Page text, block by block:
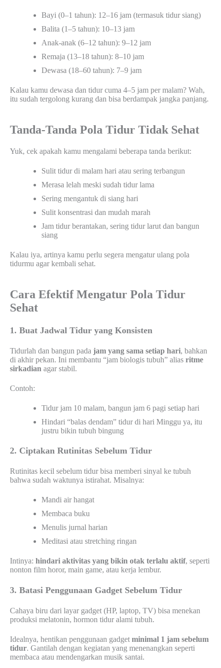
Bayi (0–1 tahun): 12–16 jam (termasuk tidur siang)
Balita (1–5 tahun): 10–13 jam
Anak-anak (6–12 tahun): 9–12 jam
Remaja (13–18 tahun): 8–10 jam
Dewasa (18–60 tahun): 7–9 jam
Kalau kamu dewasa dan tidur cuma 4–5 jam per malam? Wah,
itu sudah tergolong kurang dan bisa berdampak jangka panjang.
Tanda-Tanda Pola Tidur Tidak Sehat
Yuk, cek apakah kamu mengalami beberapa tanda berikut:
Sulit tidur di malam hari atau sering terbangun
Merasa lelah meski sudah tidur lama
Sering mengantuk di siang hari
Sulit konsentrasi dan mudah marah
Jam tidur berantakan, sering tidur larut dan bangun
siang
Kalau iya, artinya kamu perlu segera mengatur ulang pola
tidurmu agar kembali sehat.
Cara Efektif Mengatur Pola Tidur
Sehat
1. Buat Jadwal Tidur yang Konsisten
Tidurlah dan bangun pada jam yang sama setiap hari, bahkan
di akhir pekan. Ini membantu “jam biologis tubuh” alias ritme
sirkadian agar stabil.
Contoh:
Tidur jam 10 malam, bangun jam 6 pagi setiap hari
Hindari “balas dendam” tidur di hari Minggu ya, itu
justru bikin tubuh bingung
2. Ciptakan Rutinitas Sebelum Tidur
Rutinitas kecil sebelum tidur bisa memberi sinyal ke tubuh
bahwa sudah waktunya istirahat. Misalnya:
Mandi air hangat
Membaca buku
Menulis jurnal harian
Meditasi atau stretching ringan
Intinya: hindari aktivitas yang bikin otak terlalu aktif, seperti
nonton film horor, main game, atau kerja lembur.
3. Batasi Penggunaan Gadget Sebelum Tidur
Cahaya biru dari layar gadget (HP, laptop, TV) bisa menekan
produksi melatonin, hormon tidur alami tubuh.
Idealnya, hentikan penggunaan gadget minimal 1 jam sebelum
tidur. Gantilah dengan kegiatan yang menenangkan seperti
membaca atau mendengarkan musik santai.